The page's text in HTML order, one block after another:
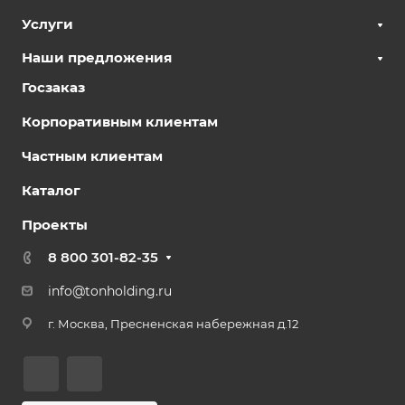
Услуги
Наши предложения
Госзаказ
Корпоративным клиентам
Частным клиентам
Каталог
Проекты
8 800 301-82-35
info@tonholding.ru
г. Москва, Пресненская набережная д.12